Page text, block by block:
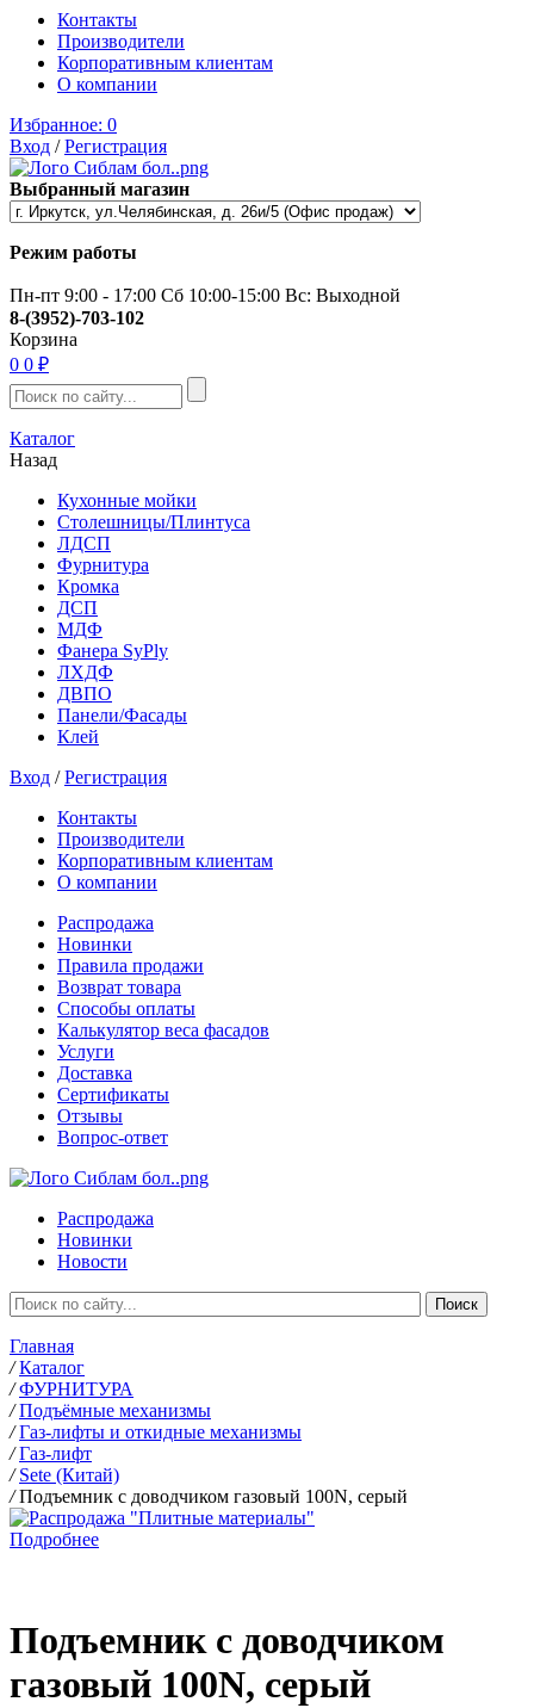
Контакты
Производители
Корпоративным клиентам
О компании
Избранное: 0
Вход /Регистрация
Выбранный магазин
Режим работы
Пн-пт 9:00 - 17:00 Сб 10:00-15:00 Вс: Выходной
8-(3952)-703-102
Корзина
0 0 ₽
Каталог
Назад
Кухонные мойки
Столешницы/Плинтуса
ЛДСП
Фурнитура
Кромка
ДСП
МДФ
Фанера SyPly
ЛХДФ
ДВПО
Панели/Фасады
Клей
Вход /Регистрация
Контакты
Производители
Корпоративным клиентам
О компании
Распродажа
Новинки
Правила продажи
Возврат товара
Способы оплаты
Калькулятор веса фасадов
Услуги
Доставка
Сертификаты
Отзывы
Вопрос-ответ
Распродажа
Новинки
Новости
Главная
/ Каталог
/ ФУРНИТУРА
/ Подъёмные механизмы
/ Газ-лифты и откидные механизмы
/ Газ-лифт
/ Sete (Китай)
/ Подъемник с доводчиком газовый 100N, серый
Подробнее
Подъемник с доводчиком
газовый 100N, серый